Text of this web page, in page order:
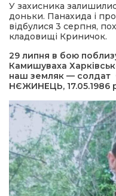
У захисника
доньки. Панахида і
відбулися 3 серпня,
кладовищі Криничок.
29 липня в бою
Камишуваха
наш земляк —
НЄЖИНЕЦЬ, 17.05.1986